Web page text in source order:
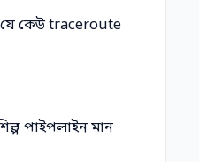
কেউ traceroute
পাইপলাইন মান